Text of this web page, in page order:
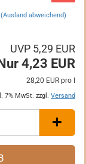
(Ausland abweichend)
UVP 5,29 EUR
4,23 EUR
28,20 EUR pro l
7% MwSt. zzgl. Versand